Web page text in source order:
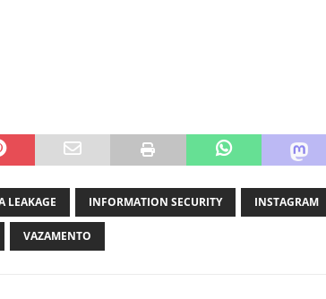
LEAKAGE INFORMATION SECURITY INSTAGRAM
VAZAMENTO